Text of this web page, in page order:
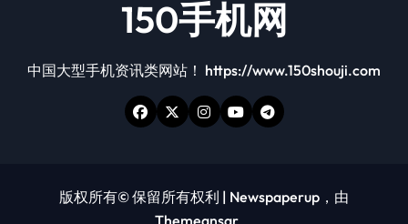
150手机网
中国大型手机资讯类网站！ https://www.150shouji.com
版权所有© 保留所有权利 | Newspaperup ，由